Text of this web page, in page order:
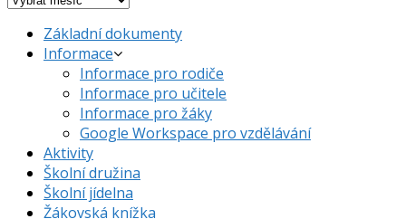
Základní dokumenty
Informace
Informace pro rodiče
Informace pro učitele
Informace pro žáky
Google Workspace pro vzdělávání
Aktivity
Školní družina
Školní jídelna
Žákovská knížka